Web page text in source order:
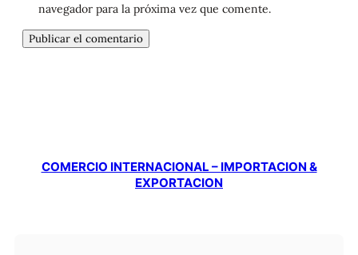
navegador para la próxima vez que comente.
COMERCIO INTERNACIONAL – IMPORTACION &
EXPORTACION